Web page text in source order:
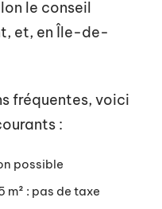
le conseil
et, en Île-de-
fréquentes, voici
:
possible
m² : pas de taxe